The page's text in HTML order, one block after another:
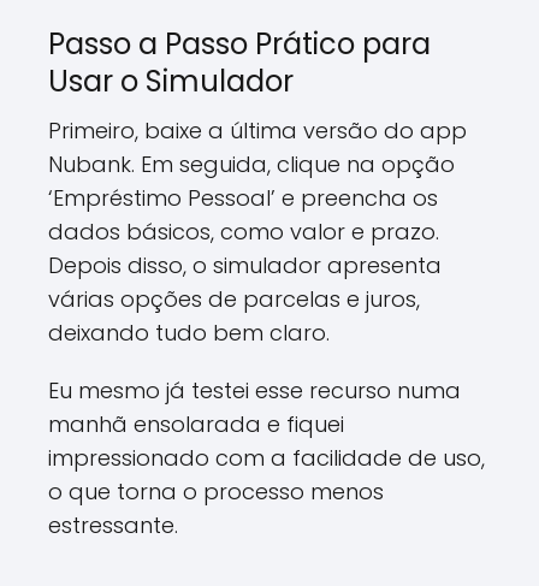
Passo a Passo Prático para
Usar o Simulador
Primeiro, baixe a última versão do app
Nubank. Em seguida, clique na opção
‘Empréstimo Pessoal’ e preencha os
dados básicos, como valor e prazo.
Depois disso, o simulador apresenta
várias opções de parcelas e juros,
deixando tudo bem claro.
Eu mesmo já testei esse recurso numa
manhã ensolarada e fiquei
impressionado com a facilidade de uso,
o que torna o processo menos
estressante.